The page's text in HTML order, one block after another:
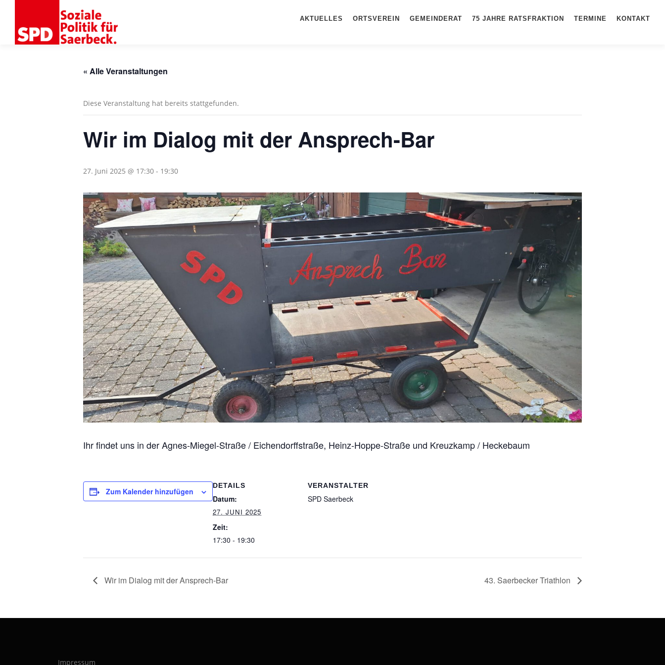
springen
AKTUELLES ORTSVEREIN GEMEINDERAT 75 JAHRE RATSFRAKTION TERMINE KONTAKT
« Alle Veranstaltungen
Diese Veranstaltung hat bereits stattgefunden.
Wir im Dialog mit der Ansprech-Bar
27. Juni 2025 @ 17:30 - 19:30
Ihr findet uns in der Agnes-Miegel-Straße / Eichendorffstraße, Heinz-Hoppe-Straße und Kreuzkamp / Heckebaum
Zum Kalender hinzufügen
DETAILS
Datum:
27. JUNI 2025
Zeit:
17:30 - 19:30
VERANSTALTER
SPD Saerbeck
Wir im Dialog mit der Ansprech-Bar 43. Saerbecker Triathlon
Impressum